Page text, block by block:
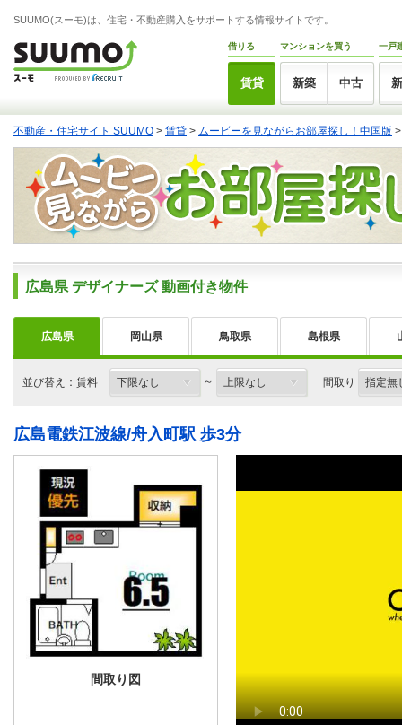
SUUMO(スーモ)は、住宅・不動産購入をサポートする情報サイトです。
借りる
賃貸
マンションを買う
新築 中古
一戸
不動産・住宅サイト SUUMO > 賃貸 > ムービーを見ながらお部屋探し！中国版
広島県 デザイナーズ 動画付き物件
広島県 岡山県 鳥取県 島根県
並び替え：賃料 ～ 間取り
広島電鉄江波線/舟入町駅 歩3分
間取り図